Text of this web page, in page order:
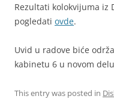
Rezultati kolokvijuma iz
pogledati ovde.
Uvid u radove biće
kabinetu 6 u novom
This entry was posted in